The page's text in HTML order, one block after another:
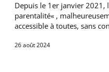
Depuis le 1er janvier 2021,
parentalité« ,
accessible à toutes, sans
26 août 2024